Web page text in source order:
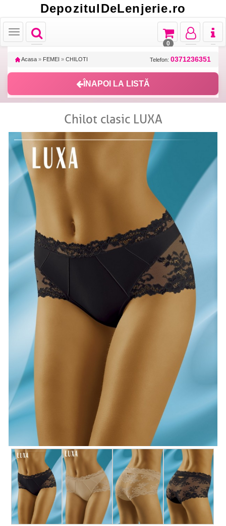
DepozitulDeLenjerie.ro
Toggle
navigation
Toggle
Toggle
navigation
Toggle
navigation
Toggle
navigation
0
Acasa » FEMEI » CHILOTI Telefon: 0371236351
ÎNAPOI LA LISTĂ
Chilot clasic LUXA